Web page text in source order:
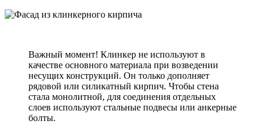
Важный момент! Клинкер не используют в
качестве основного материала при возведении
несущих конструкций. Он только дополняет
рядовой или силикатный кирпич. Чтобы стена
стала монолитной, для соединения отдельных
слоев используют стальные подвесы или анкерные
болты.